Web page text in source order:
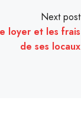
Next post
loyer et les frais
de ses locaux